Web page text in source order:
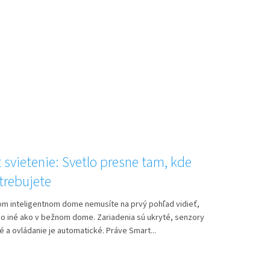
Svetlo presne tam, kde
inteligentnom dome nemusíte na prvý pohľad vidieť,
iné ako v bežnom dome. Zariadenia sú ukryté, senzory
a ovládanie je automatické. Práve Smart...